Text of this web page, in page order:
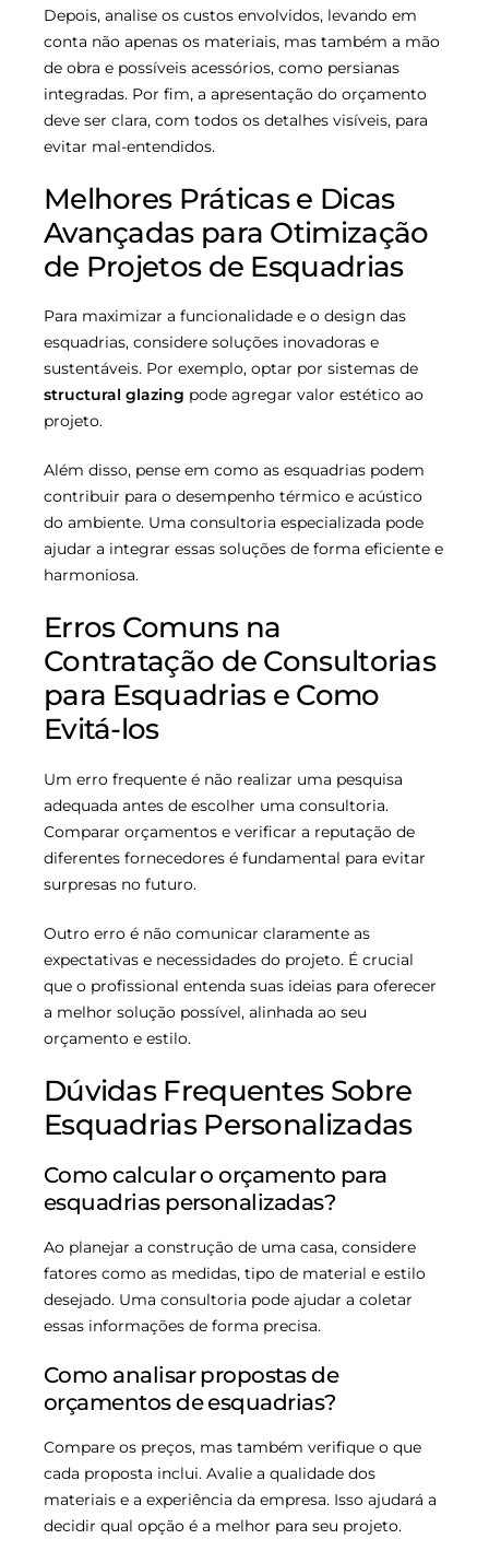
Depois, analise os custos envolvidos, levando em
conta não apenas os materiais, mas também a mão
de obra e possíveis acessórios, como persianas
integradas. Por fim, a apresentação do orçamento
deve ser clara, com todos os detalhes visíveis, para
evitar mal-entendidos.
Melhores Práticas e Dicas
Avançadas para Otimização
de Projetos de Esquadrias
Para maximizar a funcionalidade e o design das
esquadrias, considere soluções inovadoras e
sustentáveis. Por exemplo, optar por sistemas de
structural glazing pode agregar valor estético ao
projeto.
Além disso, pense em como as esquadrias podem
contribuir para o desempenho térmico e acústico
do ambiente. Uma consultoria especializada pode
ajudar a integrar essas soluções de forma eficiente e
harmoniosa.
Erros Comuns na
Contratação de Consultorias
para Esquadrias e Como
Evitá-los
Um erro frequente é não realizar uma pesquisa
adequada antes de escolher uma consultoria.
Comparar orçamentos e verificar a reputação de
diferentes fornecedores é fundamental para evitar
surpresas no futuro.
Outro erro é não comunicar claramente as
expectativas e necessidades do projeto. É crucial
que o profissional entenda suas ideias para oferecer
a melhor solução possível, alinhada ao seu
orçamento e estilo.
Dúvidas Frequentes Sobre
Esquadrias Personalizadas
Como calcular o orçamento para
esquadrias personalizadas?
Ao planejar a construção de uma casa, considere
fatores como as medidas, tipo de material e estilo
desejado. Uma consultoria pode ajudar a coletar
essas informações de forma precisa.
Como analisar propostas de
orçamentos de esquadrias?
Compare os preços, mas também verifique o que
cada proposta inclui. Avalie a qualidade dos
materiais e a experiência da empresa. Isso ajudará a
decidir qual opção é a melhor para seu projeto.